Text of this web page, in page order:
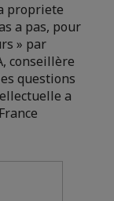
propriete
a pas, pour
» par
conseillère
questions
a